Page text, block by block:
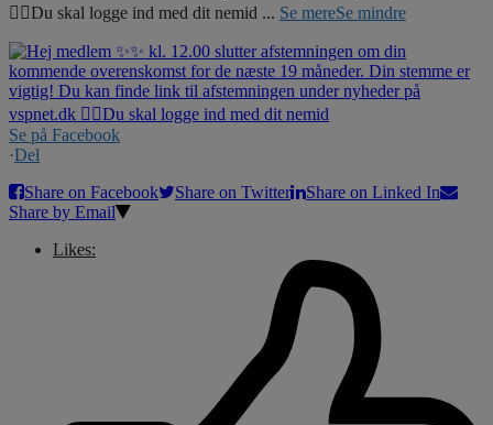
☝🏼Du skal logge ind med dit nemid ... Se mereSe mindre
Se på Facebook
·Del
Share on Facebook
Share on Twitter
Share on Linked In
Share by Email
Likes: